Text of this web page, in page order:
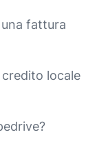
fattura
locale